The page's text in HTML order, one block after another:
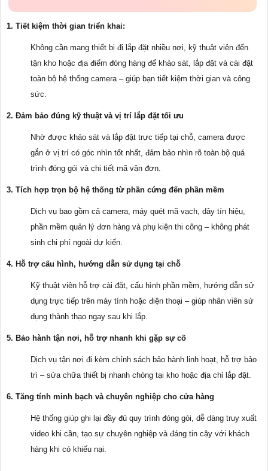
1. Tiết kiệm thời gian triển khai:
Không cần mang thiết bị đi lắp đặt nhiều nơi, kỹ thuật viên đến
tận kho hoặc địa điểm đóng hàng để khảo sát, lắp đặt và cài đặt
toàn bộ hệ thống camera – giúp bạn tiết kiệm thời gian và công
sức.
2. Đảm bảo đúng kỹ thuật và vị trí lắp đặt tối ưu
Nhờ được khảo sát và lắp đặt trực tiếp tại chỗ, camera được
gắn ở vị trí có góc nhìn tốt nhất, đảm bảo nhìn rõ toàn bộ quá
trình đóng gói và chi tiết mã vận đơn.
3. Tích hợp trọn bộ hệ thống từ phần cứng đến phần mềm
Dịch vụ bao gồm cả camera, máy quét mã vạch, dây tín hiệu,
phần mềm quản lý đơn hàng và phụ kiện thi công – không phát
sinh chi phí ngoài dự kiến.
4. Hỗ trợ cấu hình, hướng dẫn sử dụng tại chỗ
Kỹ thuật viên hỗ trợ cài đặt, cấu hình phần mềm, hướng dẫn sử
dụng trực tiếp trên máy tính hoặc điện thoại – giúp nhân viên sử
dụng thành thạo ngay sau khi lắp.
5. Bảo hành tận nơi, hỗ trợ nhanh khi gặp sự cố
Dịch vụ tận nơi đi kèm chính sách bảo hành linh hoạt, hỗ trợ bảo
trì – sửa chữa thiết bị nhanh chóng tại kho hoặc địa chỉ lắp đặt.
6. Tăng tính minh bạch và chuyên nghiệp cho cửa hàng
Hệ thống giúp ghi lại đầy đủ quy trình đóng gói, dễ dàng truy xuất
video khi cần, tạo sự chuyên nghiệp và đáng tin cậy với khách
hàng khi có khiếu nại.